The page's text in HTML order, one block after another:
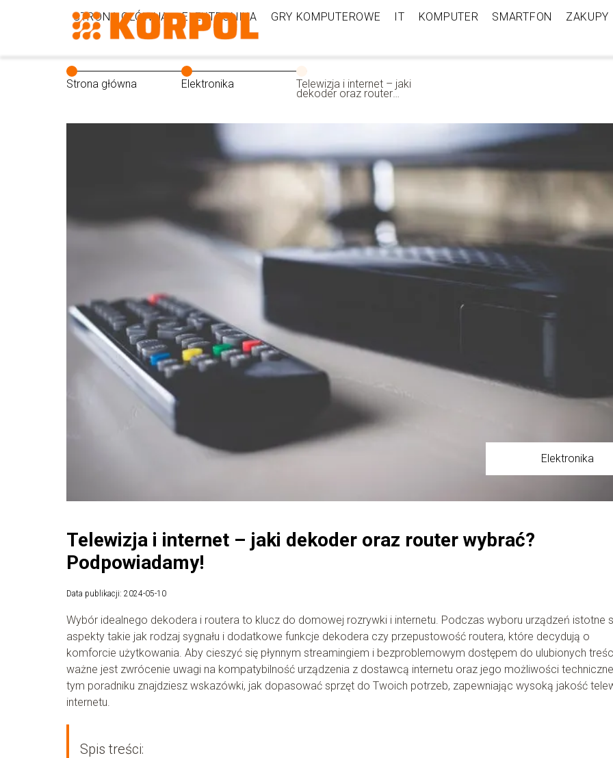
STRONA GŁÓWNA ELEKTRONIKA GRY KOMPUTEROWE IT KOMPUTER SMARTFON ZAKUPY
Strona główna Elektronika Telewizja i internet – jaki
dekoder oraz router
Elektronika
Telewizja i internet – jaki dekoder oraz router wybrać?
Podpowiadamy!
Data publikacji: 2024-05-10
Wybór idealnego dekodera i routera to klucz do domowej rozrywki i internetu. Podczas wyboru urządzeń istotne
aspekty takie jak rodzaj sygnału i dodatkowe funkcje dekodera czy przepustowość routera, które decydują o
komforcie użytkowania. Aby cieszyć się płynnym streamingiem i bezproblemowym dostępem do ulubionych
ważne jest zwrócenie uwagi na kompatybilność urządzenia z dostawcą internetu oraz jego możliwości
tym poradniku znajdziesz wskazówki, jak dopasować sprzęt do Twoich potrzeb, zapewniając wysoką jakość
internetu.
Spis treści: